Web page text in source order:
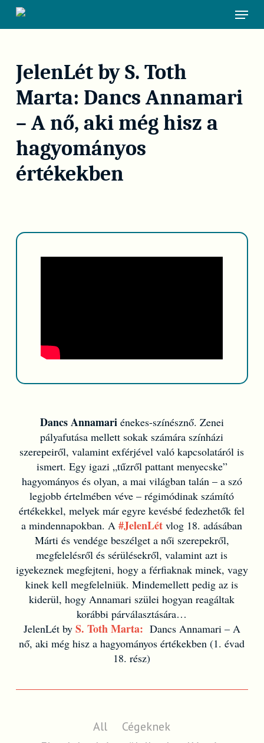
Skip
Menu
JelenLét by S. Toth
Marta: Dancs Annamari
– A nő, aki még hisz a
hagyományos
értékekben
Dancs Annamariénekes-színésznő. Zenei
pályafutása mellett sokak számára színházi
szerepeiről, valamint exférjével való kapcsolatáról is
ismert. Egy igazi „tűzről pattant menyecske”
hagyományos és olyan, a mai világban talán – a szó
legjobb értelmében véve – régimódinak számító
értékekkel, melyek már egyre kevésbé fedezhetők fel
a mindennapokban. A#JelenLét vlog 18. adásában
Márti és vendége beszélget a női szerepekről,
megfelelésről és sérülésekről, valamint azt is
igyekeznek megfejteni, hogy a férfiaknak minek, vagy
kinek kell megfelelniük. Mindemellett pedig az is
kiderül, hogy Annamari szülei hogyan reagáltak
korábbi párválasztására…
JelenLét by S. Toth Marta: Dancs Annamari – A
nő, aki még hisz a hagyományos értékekben (1. évad
18. rész)
All
Cégeknek